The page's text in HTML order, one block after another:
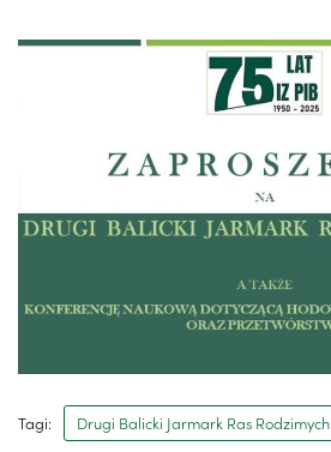
Tagi: Drugi Balicki Jarmark Ras Rodzimych